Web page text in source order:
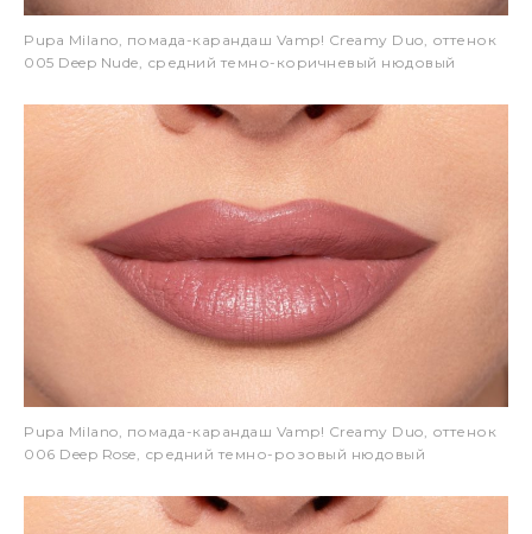
Pupa Milano, помада-карандаш Vamp! Creamy Duo, оттенок
005 Deep Nude, средний темно-коричневый нюдовый
Pupa Milano, помада-карандаш Vamp! Creamy Duo, оттенок
006 Deep Rose, средний темно-розовый нюдовый